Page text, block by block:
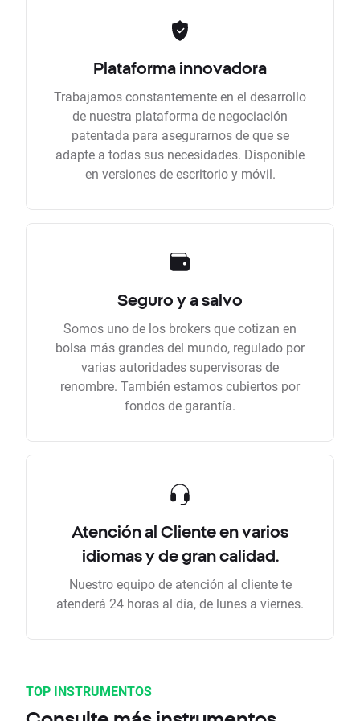
Plataforma innovadora
Trabajamos constantemente en el desarrollo
de nuestra plataforma de negociación
patentada para asegurarnos de que se
adapte a todas sus necesidades. Disponible
en versiones de escritorio y móvil.
Seguro y a salvo
Somos uno de los brokers que cotizan en
bolsa más grandes del mundo, regulado por
varias autoridades supervisoras de
renombre. También estamos cubiertos por
fondos de garantía.
Atención al Cliente en varios
idiomas y de gran calidad.
Nuestro equipo de atención al cliente te
atenderá 24 horas al día, de lunes a viernes.
TOP INSTRUMENTOS